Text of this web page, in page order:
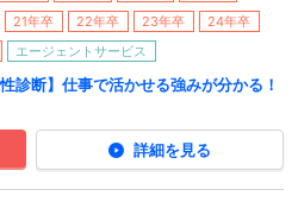
21年卒 22年卒 23年卒
24年卒
エージェントサービス
診断】仕事で活かせる強みが分かる！
詳細を見る